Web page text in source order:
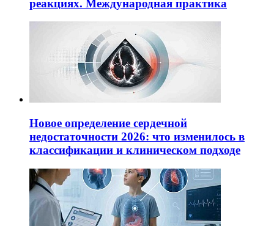
реакциях. Международная практика
Новое определение сердечной
недостаточности 2026: что изменилось в
классификации и клиническом подходе